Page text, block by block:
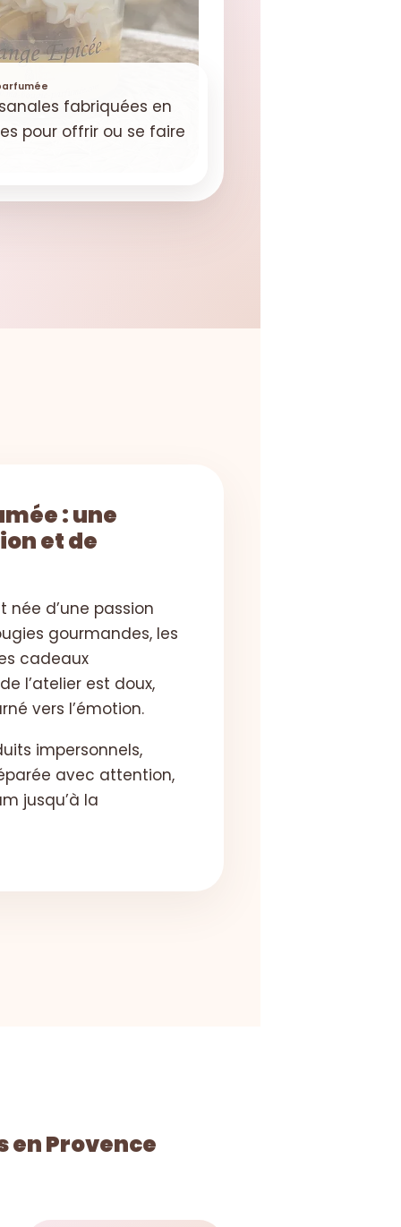
fabriquées en
pour offrir ou se faire
: une
et de
née d’une passion
gourmandes, les
cadeaux
l’atelier est doux,
vers l’émotion.
impersonnels,
avec attention,
jusqu’à la
en Provence